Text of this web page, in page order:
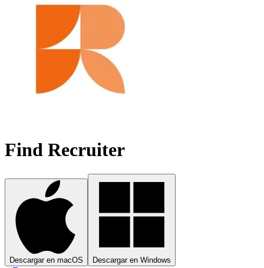
Find Recruiter
Descargar en macOS Descargar en Windows